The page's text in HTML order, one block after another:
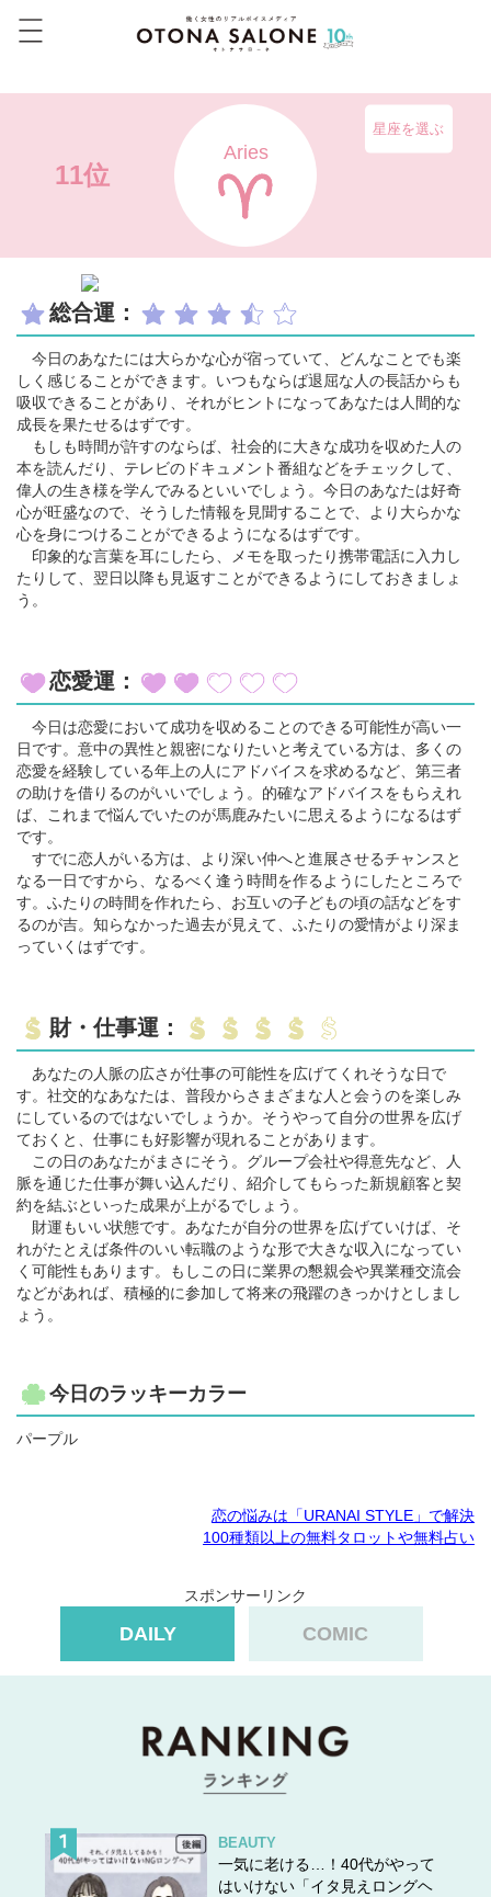
11位
Aries
星座を選ぶ
総合運：
今日のあなたには大らかな心が宿っていて、どんなことでも楽
しく感じることができます。いつもならば退屈な人の長話からも
吸収できることがあり、それがヒントになってあなたは人間的な
成長を果たせるはずです。
もしも時間が許すのならば、社会的に大きな成功を収めた人の
本を読んだり、テレビのドキュメント番組などをチェックして、
偉人の生き様を学んでみるといいでしょう。今日のあなたは好奇
心が旺盛なので、そうした情報を見聞することで、より大らかな
心を身につけることができるようになるはずです。
印象的な言葉を耳にしたら、メモを取ったり携帯電話に入力し
たりして、翌日以降も見返すことができるようにしておきましょ
う。
恋愛運：
今日は恋愛において成功を収めることのできる可能性が高い一
日です。意中の異性と親密になりたいと考えている方は、多くの
恋愛を経験している年上の人にアドバイスを求めるなど、第三者
の助けを借りるのがいいでしょう。的確なアドバイスをもらえれ
ば、これまで悩んでいたのが馬鹿みたいに思えるようになるはず
です。
すでに恋人がいる方は、より深い仲へと進展させるチャンスと
なる一日ですから、なるべく逢う時間を作るようにしたところで
す。ふたりの時間を作れたら、お互いの子どもの頃の話などをす
るのが吉。知らなかった過去が見えて、ふたりの愛情がより深ま
っていくはずです。
財・仕事運：
あなたの人脈の広さが仕事の可能性を広げてくれそうな日で
す。社交的なあなたは、普段からさまざまな人と会うのを楽しみ
にしているのではないでしょうか。そうやって自分の世界を広げ
ておくと、仕事にも好影響が現れることがあります。
この日のあなたがまさにそう。グループ会社や得意先など、人
脈を通じた仕事が舞い込んだり、紹介してもらった新規顧客と契
約を結ぶといった成果が上がるでしょう。
財運もいい状態です。あなたが自分の世界を広げていけば、そ
れがたとえば条件のいい転職のような形で大きな収入になってい
く可能性もあります。もしこの日に業界の懇親会や異業種交流会
などがあれば、積極的に参加して将来の飛躍のきっかけとしまし
ょう。
今日のラッキーカラー
パープル
恋の悩みは「URANAI STYLE」で解決
100種類以上の無料タロットや無料占い
スポンサーリンク
DAILY COMIC
BEAUTY
一気に老ける…！40代がやって
はいけない「イタ見えロングヘ